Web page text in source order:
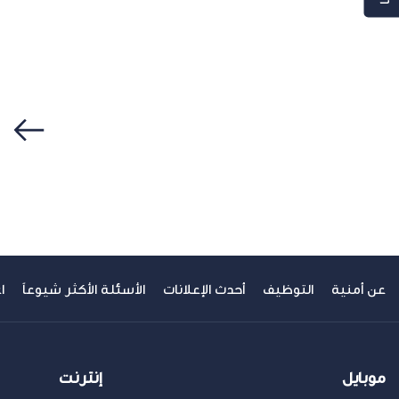
عن أمنية التوظيف أحدث الإعلانات الأسئلة الأكثر شيوعاً
موبايل إنترنت